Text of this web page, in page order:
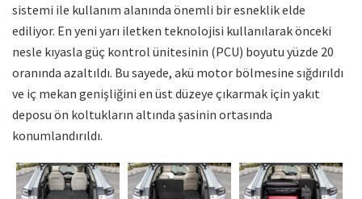
sistemi ile kullanım alanında önemli bir esneklik elde
ediliyor. En yeni yarı iletken teknolojisi kullanılarak önceki
nesle kıyasla güç kontrol ünitesinin (PCU) boyutu yüzde 20
oranında azaltıldı. Bu sayede, akü motor bölmesine sığdırıldı
ve iç mekan genişliğini en üst düzeye çıkarmak için yakıt
deposu ön koltukların altında şasinin ortasında
konumlandırıldı.